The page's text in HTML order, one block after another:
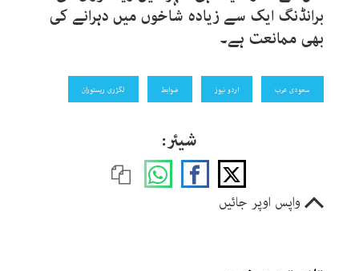
برانڈنگ ایک سے زیادہ شاخوں میں دہرانے کی
بھی ممانعت ہے۔
سعودی عرب اردو نیوز ضوابط لگژری ریستوران
شیئر:
واپس اوپر جائیں